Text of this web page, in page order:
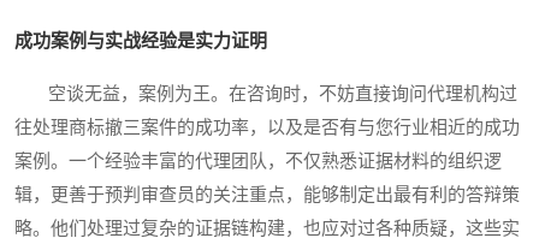
成功案例与实战经验是实力证明
空谈无益，案例为王。在咨询时，不妨直接询问代理机构过
往处理商标撤三案件的成功率，以及是否有与您行业相近的成功
案例。一个经验丰富的代理团队，不仅熟悉证据材料的组织逻
辑，更善于预判审查员的关注重点，能够制定出最有利的答辩策
略。他们处理过复杂的证据链构建，也应对过各种质疑，这些实